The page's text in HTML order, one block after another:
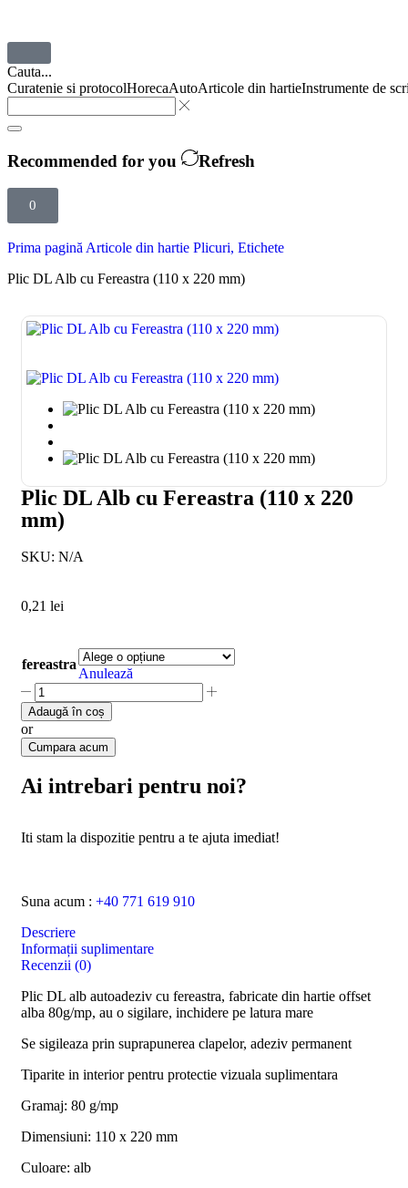
Cauta...
Curatenie si protocolHorecaAutoArticole din hartieInstrumente de
Recommended for you Refresh
0
Prima pagină Articole din hartie Plicuri, Etichete
Plic DL Alb cu Fereastra (110 x 220 mm)
Plic DL Alb cu Fereastra (110 x 220
mm)
SKU: N/A
0,21 lei
fereastra
Anulează
Adaugă în coș
or
Cumpara acum
Ai intrebari pentru noi?
Iti stam la dispozitie pentru a te ajuta imediat!
Suna acum : +40 771 619 910
Descriere
Informații suplimentare
Recenzii (0)
Plic DL alb autoadeziv cu fereastra, fabricate din hartie offset
alba 80g/mp, au o sigilare, inchidere pe latura mare
Se sigileaza prin suprapunerea clapelor, adeziv permanent
Tiparite in interior pentru protectie vizuala suplimentara
Gramaj: 80 g/mp
Dimensiuni: 110 x 220 mm
Culoare: alb